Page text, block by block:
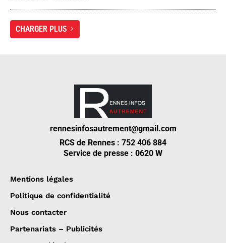
CHARGER PLUS
rennesinfosautrement@gmail.com
RCS de Rennes : 752 406 884
Service de presse : 0620 W
Mentions légales
Politique de confidentialité
Nous contacter
Partenariats – Publicités